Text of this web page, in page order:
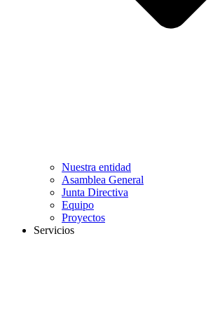
Nuestra entidad
Asamblea General
Junta Directiva
Equipo
Proyectos
Servicios